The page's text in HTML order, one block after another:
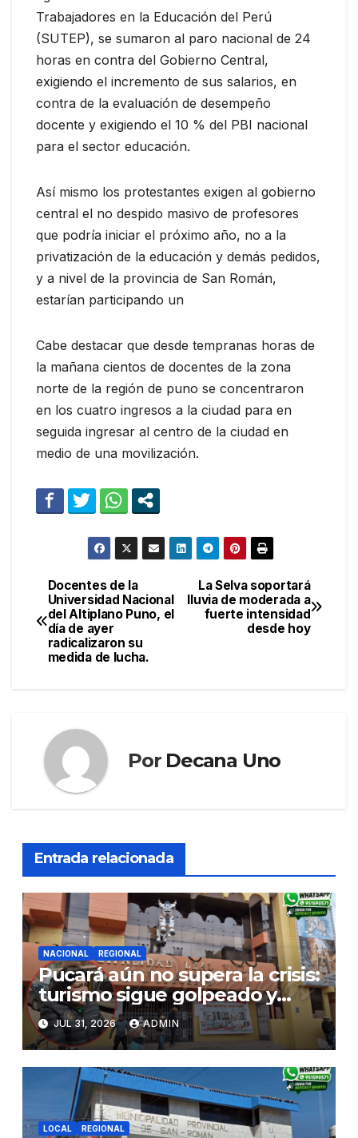
Trabajadores en la Educación del Perú
(SUTEP), se sumaron al paro nacional de 24
horas en contra del Gobierno Central,
exigiendo el incremento de sus salarios, en
contra de la evaluación de desempeño
docente y exigiendo el 10 % del PBI nacional
para el sector educación.
Así mismo los protestantes exigen al gobierno
central el no despido masivo de profesores
que podría iniciar el próximo año, no a la
privatización de la educación y demás pedidos,
y a nivel de la provincia de San Román,
estarían participando un
Cabe destacar que desde tempranas horas de
la mañana cientos de docentes de la zona
norte de la región de puno se concentraron
en los cuatro ingresos a la ciudad para en
seguida ingresar al centro de la ciudad en
medio de una movilización.
Navegación
de
entradas
La Selva soportará
lluvia de moderada a
fuerte intensidad
desde hoy
Docentes de la
Universidad Nacional
del Altiplano Puno, el
día de ayer
radicalizaron su
medida de lucha.
Por Decana Uno
Entrada relacionada
NACIONAL REGIONAL
Pucará aún no supera la crisis:
turismo sigue golpeado y
alcaldesa exige al nuevo
Gobierno fondos para obras
paralizadas
JUL 31, 2026 ADMIN
LOCAL REGIONAL